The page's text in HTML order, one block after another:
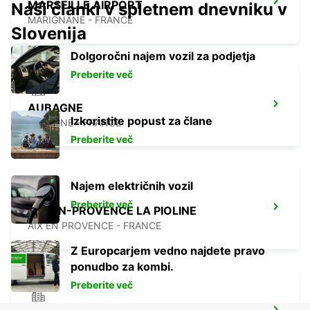
MARSEILLE AIRPORT
MARIGNANE - FRANCE
AUBAGNE
AUBAGNE - FRANCE
AIX-EN-PROVENCE LA PIOLINE
AIX EN PROVENCE - FRANCE
Naši članki v spletnem dnevniku v
Slovenija
Dolgoročni najem vozil za podjetja
Preberite več
Izkoristite popust za člane
Preberite več
Najem električnih vozil
Preberite več
Z Europcarjem vedno najdete pravo
ponudbo za kombi.
Preberite več